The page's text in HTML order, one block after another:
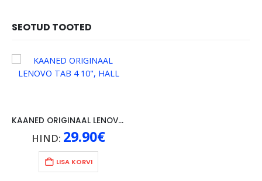
SEOTUD TOOTED
KAANED ORIGINAAL LENOVO TAB 4 10″, HALL
HIND: 29.90€
LISA KORVI